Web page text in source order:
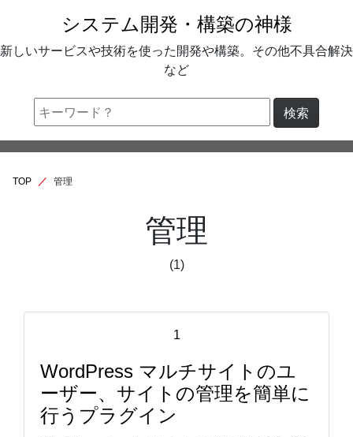
システム開発・構築の神様
新しいサービスや技術を使った開発や構築。その他不具合解決
など
検索
TOP 管理
管理
(1)
1
WordPress マルチサイトのユ
ーザー、サイトの管理を簡単に
行うプラグイン